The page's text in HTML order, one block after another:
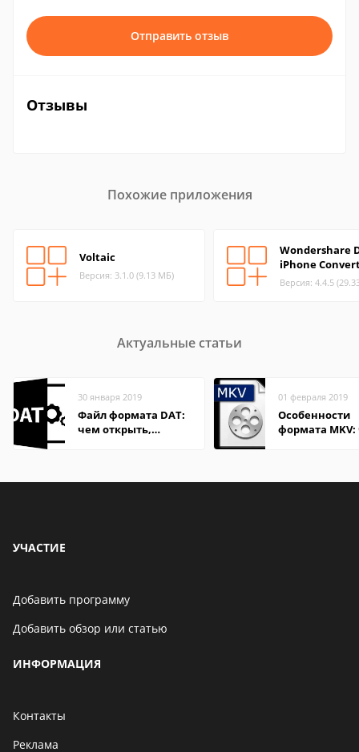
Отправить отзыв
Отзывы
Похожие приложения
Voltaic
Версия: 3.1.0 (9.13 МБ)
Wondershare
iPhone
Версия: 4.4.5
Актуальные статьи
30 января 2019
Файл формата DAT:
чем открыть,
01 февраля 2019
Особенности
формата
УЧАСТИЕ
Добавить программу
Добавить обзор или статью
ИНФОРМАЦИЯ
Контакты
Реклама